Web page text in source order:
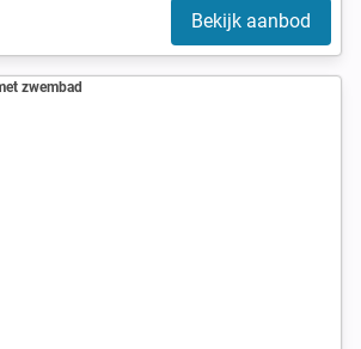
Bekijk aanbod